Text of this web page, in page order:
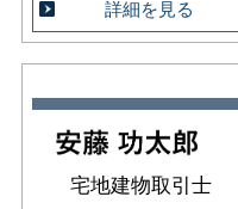
詳細を見る
宅地建物取引士